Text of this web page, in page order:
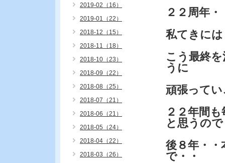
２２周年
私てきに
こう最終
うに
頑張って
２２年間
と思うので
後８年・・
で・・
2019-02（16）
2019-01（22）
2018-12（15）
2018-11（18）
2018-10（23）
2018-09（22）
2018-08（25）
2018-07（21）
2018-06（21）
2018-05（24）
2018-04（22）
2018-03（26）